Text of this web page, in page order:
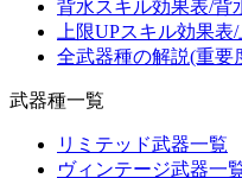
背水スキル効果表/背
上限UPスキル効果
全武器種の解説(重要
武器種一覧
リミテッド武器一覧
ヴィンテージ武器一